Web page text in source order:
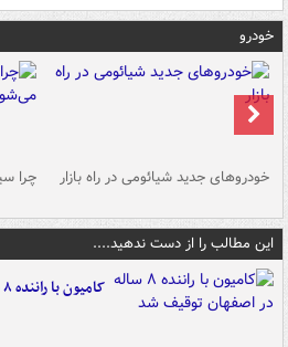
خودرو
خودروهای جدید شیائومی در راه بازار چرا
این مطالب را از دست ندهید....
کامیون با راننده ۸ ساله در اصفهان توقیف شد